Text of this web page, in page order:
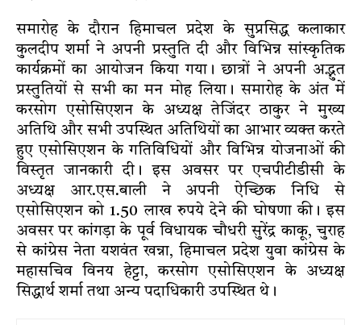
समारोह के दौरान हिमाचल प्रदेश के सुप्रसिद्ध कलाकार
कुलदीप शर्मा ने अपनी प्रस्तुति दी और विभिन्न सांस्कृतिक
कार्यक्रमों का आयोजन किया गया। छात्रों ने अपनी अद्भुत
प्रस्तुतियों से सभी का मन मोह लिया। समारोह के अंत में
करसोग एसोसिएशन के अध्यक्ष तेजिंदर ठाकुर ने मुख्य
अतिथि और सभी उपस्थित अतिथियों का आभार व्यक्त करते
हुए एसोसिएशन के गतिविधियों और विभिन्न योजनाओं की
विस्तृत जानकारी दी। इस अवसर पर एचपीटीडीसी के
अध्यक्ष आर.एस.बाली ने अपनी ऐच्छिक निधि से
एसोसिएशन को 1.50 लाख रुपये देने की घोषणा की। इस
अवसर पर कांगड़ा के पूर्व विधायक चौधरी सुरेंद्र काकू, चुराह
से कांग्रेस नेता यशवंत खन्ना, हिमाचल प्रदेश युवा कांग्रेस के
महासचिव विनय हेट्टा, करसोग एसोसिएशन के अध्यक्ष
सिद्धार्थ शर्मा तथा अन्य पदाधिकारी उपस्थित थे।